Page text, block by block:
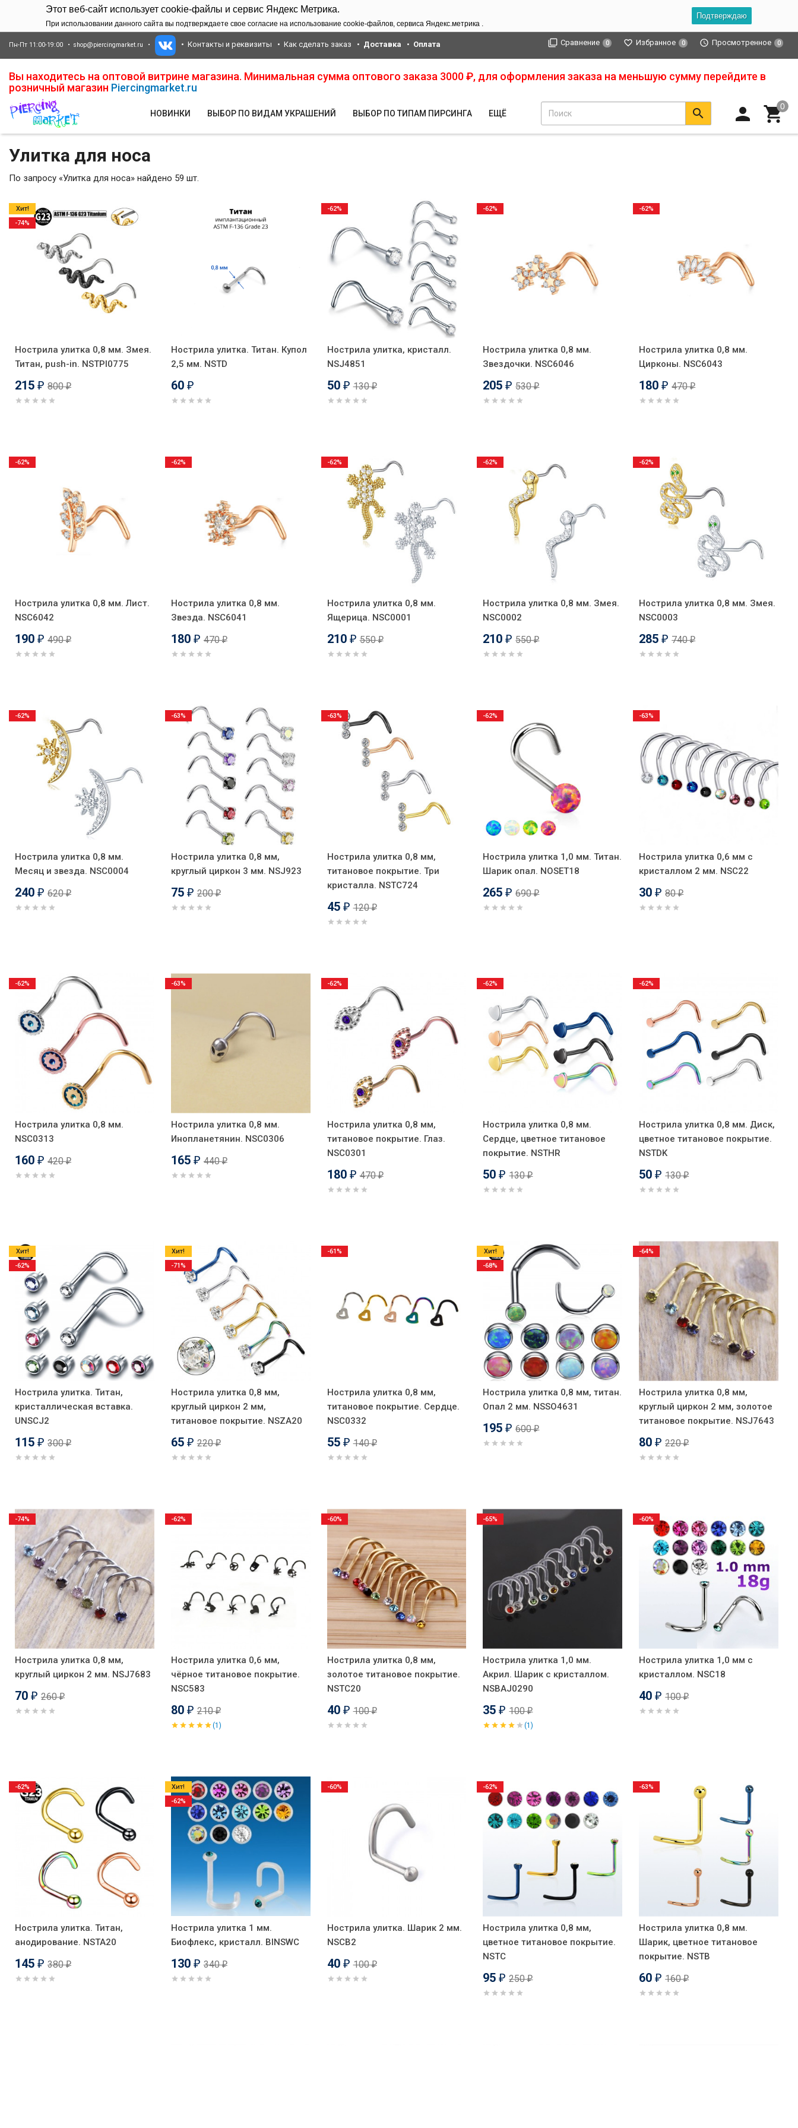
Этот веб-сайт использует cookie-файлы и сервис Яндекс Метрика.
При использовании данного сайта вы подтверждаете свое согласие на использование cookie-файлов, сервиса Яндекс.метрика .
Подтверждаю
Пн-Пт 11:00-19:00 shop@piercingmarket.ru Контакты и реквизиты Как сделать заказ Доставка Оплата Сравнение 0 Избранное 0 Просмотренное 0
Вы находитесь на оптовой витрине магазина. Минимальная сумма оптового заказа 3000 ₽, для оформления заказа на меньшую сумму перейдите в
розничный магазин Piercingmarket.ru
НОВИНКИ ВЫБОР ПО ВИДАМ УКРАШЕНИЙ ВЫБОР ПО ТИПАМ ПИРСИНГА ЕЩЁ
Улитка для носа
По запросу «Улитка для носа» найдено 59 шт.
Нострила улитка 0,8 мм. Змея.
Титан, push-in. NSTPI0775
215 ₽ 800₽
Хит!
-74%
Нострила улитка. Титан. Купол
2,5 мм. NSTD
60 ₽
Нострила улитка, кристалл.
NSJ4851
50 ₽ 130₽
-62%
Нострила улитка 0,8 мм.
Звездочки. NSC6046
205₽ 530₽
-62%
Нострила улитка 0,8 мм.
Цирконы. NSC6043
180₽ 470₽
-62%
Нострила улитка 0,8 мм. Лист.
NSC6042
190 ₽ 490₽
-62%
Нострила улитка 0,8 мм.
Звезда. NSC6041
180 ₽ 470₽
-62%
Нострила улитка 0,8 мм.
Ящерица. NSC0001
210 ₽ 550₽
-62%
Нострила улитка 0,8 мм. Змея.
NSC0002
210₽ 550₽
-62%
Нострила улитка 0,8 мм. Змея.
NSC0003
285₽ 740₽
-62%
Нострила улитка 0,8 мм.
Месяц и звезда. NSC0004
240 ₽ 620₽
-62%
Нострила улитка 0,8 мм,
круглый циркон 3 мм. NSJ923
75 ₽ 200₽
-63%
Нострила улитка 0,8 мм,
титановое покрытие. Три
кристалла. NSTC724
45 ₽ 120₽
-63%
Нострила улитка 1,0 мм. Титан.
Шарик опал. NOSET18
265₽ 690₽
-62%
Нострила улитка 0,6 мм с
кристаллом 2 мм. NSC22
30₽ 80₽
-63%
Нострила улитка 0,8 мм.
NSC0313
160 ₽ 420₽
-62%
Нострила улитка 0,8 мм.
Инопланетянин. NSC0306
165 ₽ 440₽
-63%
Нострила улитка 0,8 мм,
титановое покрытие. Глаз.
NSC0301
180 ₽ 470₽
-62%
Нострила улитка 0,8 мм.
Сердце, цветное титановое
покрытие. NSTHR
50₽ 130₽
-62%
Нострила улитка 0,8 мм. Диск,
цветное титановое покрытие.
NSTDK
50₽ 130₽
-62%
Нострила улитка. Титан,
кристаллическая вставка.
UNSCJ2
115 ₽ 300₽
Хит!
-62%
Нострила улитка 0,8 мм,
круглый циркон 2 мм,
титановое покрытие. NSZA20
65 ₽ 220₽
Хит!
-71%
Нострила улитка 0,8 мм,
титановое покрытие. Сердце.
NSC0332
55 ₽ 140₽
-61%
Нострила улитка 0,8 мм, титан.
Опал 2 мм. NSSO4631
195₽ 600₽
Хит!
-68%
Нострила улитка 0,8 мм,
круглый циркон 2 мм, золотое
титановое покрытие. NSJ7643
80₽ 220₽
-64%
Нострила улитка 0,8 мм,
круглый циркон 2 мм. NSJ7683
70 ₽ 260₽
-74%
Нострила улитка 0,6 мм,
чёрное титановое покрытие.
NSC583
80 ₽ 210₽
(1)
-62%
Нострила улитка 0,8 мм,
золотое титановое покрытие.
NSTC20
40 ₽ 100₽
-60%
Нострила улитка 1,0 мм.
Акрил. Шарик с кристаллом.
NSBAJ0290
35₽ 100₽
(1)
-65%
Нострила улитка 1,0 мм с
кристаллом. NSC18
40₽ 100₽
-60%
Нострила улитка. Титан,
анодирование. NSTA20
145 ₽ 380₽
-62%
Нострила улитка 1 мм.
Биофлекс, кристалл. BINSWC
130 ₽ 340₽
Хит!
-62%
Нострила улитка. Шарик 2 мм.
NSCB2
40 ₽ 100₽
-60%
Нострила улитка 0,8 мм,
цветное титановое покрытие.
NSTC
95₽ 250₽
-62%
Нострила улитка 0,8 мм.
Шарик, цветное титановое
покрытие. NSTB
60₽ 160₽
-63%